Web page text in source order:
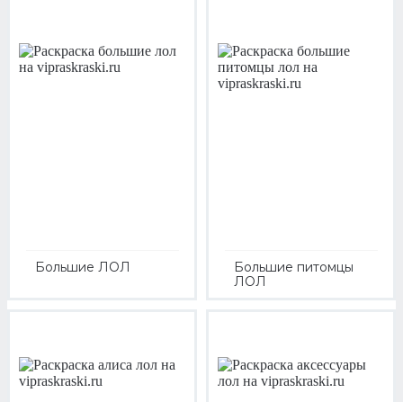
Большие ЛОЛ
Большие питомцы
ЛОЛ